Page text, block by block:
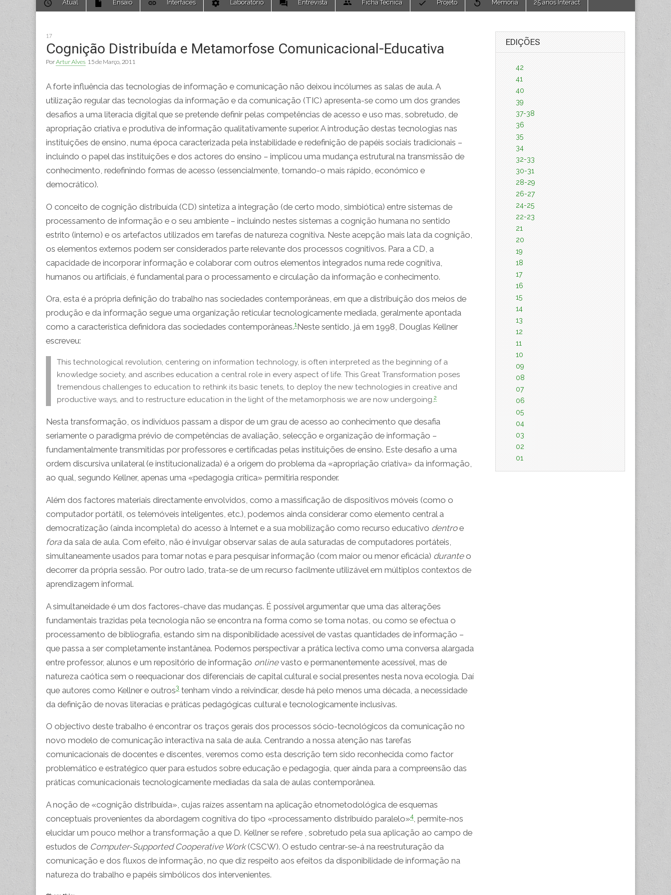
menu
Atual Ensaio Interfaces Laboratório Entrevista Ficha Técnica Projeto Memória 25 anos Interact
17
Cognição Distribuída e Metamorfose Comunicacional-Educativa
PorArtur Alves 15 de Março, 2011
A forte influência das tecnologias de informação e comunicação não deixou incólumes as salas de aula. A
utilização regular das tecnologias da informação e da comunicação (TIC) apresenta-se como um dos grandes
desafios a uma literacia digital que se pretende definir pelas competências de acesso e uso mas, sobretudo, de
apropriação criativa e produtiva de informação qualitativamente superior. A introdução destas tecnologias nas
instituições de ensino, numa época caracterizada pela instabilidade e redefinição de papéis sociais tradicionais –
incluindo o papel das instituições e dos actores do ensino – implicou uma mudança estrutural na transmissão de
conhecimento, redefinindo formas de acesso (essencialmente, tornando-o mais rápido, económico e
democrático).
O conceito de cognição distribuída (CD) sintetiza a integração (de certo modo, simbiótica) entre sistemas de
processamento de informação e o seu ambiente – incluindo nestes sistemas a cognição humana no sentido
estrito (interno) e os artefactos utilizados em tarefas de natureza cognitiva. Neste acepção mais lata da cognição,
os elementos externos podem ser considerados parte relevante dos processos cognitivos. Para a CD, a
capacidade de incorporar informação e colaborar com outros elementos integrados numa rede cognitiva,
humanos ou artificiais, é fundamental para o processamento e circulação da informação e conhecimento.
Ora, esta é a própria definição do trabalho nas sociedades contemporâneas, em que a distribuição dos meios de
produção e da informação segue uma organização reticular tecnologicamente mediada, geralmente apontada
como a característica definidora das sociedades contemporâneas.1Neste sentido, já em 1998, Douglas Kellner
escreveu:
This technological revolution, centering on information technology, is often interpreted as the beginning of a
knowledge society, and ascribes education a central role in every aspect of life. This Great Transformation poses
tremendous challenges to education to rethink its basic tenets, to deploy the new technologies in creative and
productive ways, and to restructure education in the light of the metamorphosis we are now undergoing.2
Nesta transformação, os indivíduos passam a dispor de um grau de acesso ao conhecimento que desafia
seriamente o paradigma prévio de competências de avaliação, selecção e organização de informação –
fundamentalmente transmitidas por professores e certificadas pelas instituições de ensino. Este desafio a uma
ordem discursiva unilateral (e institucionalizada) é a origem do problema da «apropriação criativa» da informação,
ao qual, segundo Kellner, apenas uma «pedagogia crítica» permitiria responder.
Além dos factores materiais directamente envolvidos, como a massificação de dispositivos móveis (como o
computador portátil, os telemóveis inteligentes, etc.), podemos ainda considerar como elemento central a
democratização (ainda incompleta) do acesso à Internet e a sua mobilização como recurso educativo dentroe
forada sala de aula. Com efeito, não é invulgar observar salas de aula saturadas de computadores portáteis,
simultaneamente usados para tomar notas e para pesquisar informação (com maior ou menor eficácia) duranteo
decorrer da própria sessão. Por outro lado, trata-se de um recurso facilmente utilizável em múltiplos contextos de
aprendizagem informal.
A simultaneidade é um dos factores-chave das mudanças. É possível argumentar que uma das alterações
fundamentais trazidas pela tecnologia não se encontra na forma como se toma notas, ou como se efectua o
processamento de bibliografia, estando sim na disponibilidade acessível de vastas quantidades de informação –
que passa a ser completamente instantânea. Podemos perspectivar a prática lectiva como uma conversa alargada
entre professor, alunos e um repositório de informação onlinevasto e permanentemente acessível, mas de
natureza caótica sem o reequacionar dos diferenciais de capital cultural e social presentes nesta nova ecologia. Daí
que autores como Kellner e outros3 tenham vindo a reivindicar, desde há pelo menos uma década, a necessidade
da definição de novas literacias e práticas pedagógicas cultural e tecnologicamente inclusivas.
O objectivo deste trabalho é encontrar os traços gerais dos processos sócio-tecnológicos da comunicação no
novo modelo de comunicação interactiva na sala de aula. Centrando a nossa atenção nas tarefas
comunicacionais de docentes e discentes, veremos como esta descrição tem sido reconhecida como factor
problemático e estratégico quer para estudos sobre educação e pedagogia, quer ainda para a compreensão das
práticas comunicacionais tecnologicamente mediadas da sala de aulas contemporânea.
A noção de «cognição distribuída», cujas raízes assentam na aplicação etnometodológica de esquemas
conceptuais provenientes da abordagem cognitiva do tipo «processamento distribuído paralelo»4, permite-nos
elucidar um pouco melhor a transformação a que D. Kellner se refere , sobretudo pela sua aplicação ao campo de
estudos de Computer-Supported Cooperative Work(CSCW). O estudo centrar-se-á na reestruturação da
comunicação e dos fluxos de informação, no que diz respeito aos efeitos da disponibilidade de informação na
natureza do trabalho e papéis simbólicos dos intervenientes.
EDIÇÕES
42
41
40
39
37-38
36
35
34
32-33
30-31
28-29
26-27
24-25
22-23
21
20
19
18
17
16
15
14
13
12
11
10
09
08
07
06
05
04
03
02
01